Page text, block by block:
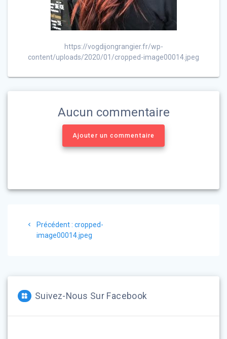
https://vogdijongrangier.fr/wp-
content/uploads/2020/01/cropped-image00014.jpeg
Aucun commentaire
Ajouter un commentaire
Précédent : Article
précédent
cropped-
image00014.jpeg
Suivez-Nous Sur Facebook